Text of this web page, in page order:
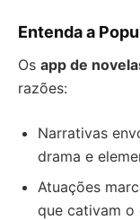
Entenda a
Os app de
razões:
Narrativas
drama e
Atuações
que cativam o